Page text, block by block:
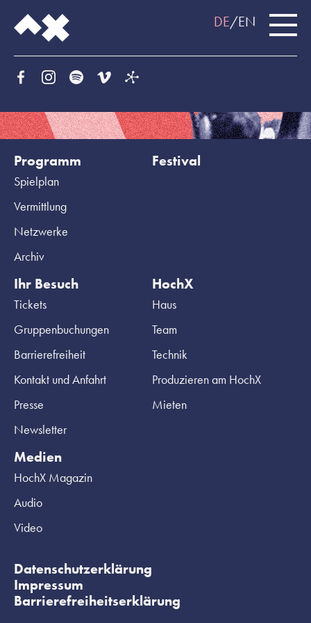
DE EN
Programm
Spielplan
Vermittlung
Netzwerke
Archiv
Festival
Ihr Besuch
Tickets
Gruppenbuchungen
Barrierefreiheit
Kontakt und Anfahrt
Presse
Newsletter
HochX
Haus
Team
Technik
Produzieren am HochX
Mieten
Medien
HochX Magazin
Audio
Video
Datenschutzerklärung
Impressum
Barrierefreiheitserklärung